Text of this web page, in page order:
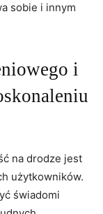
sobie i innym
i
na drodze jest
użytkowników.
świadomi